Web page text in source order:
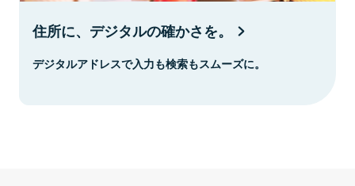
住所に、デジタルの確かさを。
デジタルアドレスで入力も検索もスムーズに。